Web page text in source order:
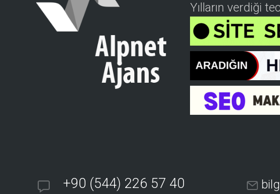
Yılların verdiği
+90 (544) 226 57 40